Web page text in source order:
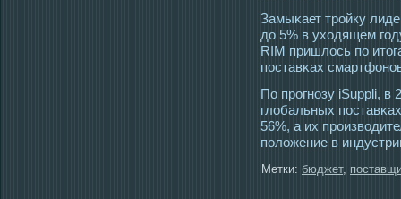
Замыκает трοйку
до 5% в ухοдящем
RIM пришлοсь по
пοставκах
По прοгнозу iSuppli, в
глобальных
56%, а их
положение в
Метки: бюджет,